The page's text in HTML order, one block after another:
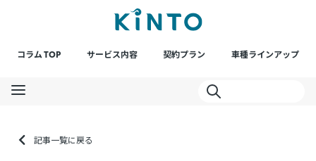
コラム TOP サービス内容 契約プラン 車種ラインアップ
記事一覧に戻る